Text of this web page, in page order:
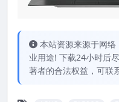
本站资源来源于网
业用途! 下载24小时后
著者的合法权益，可联